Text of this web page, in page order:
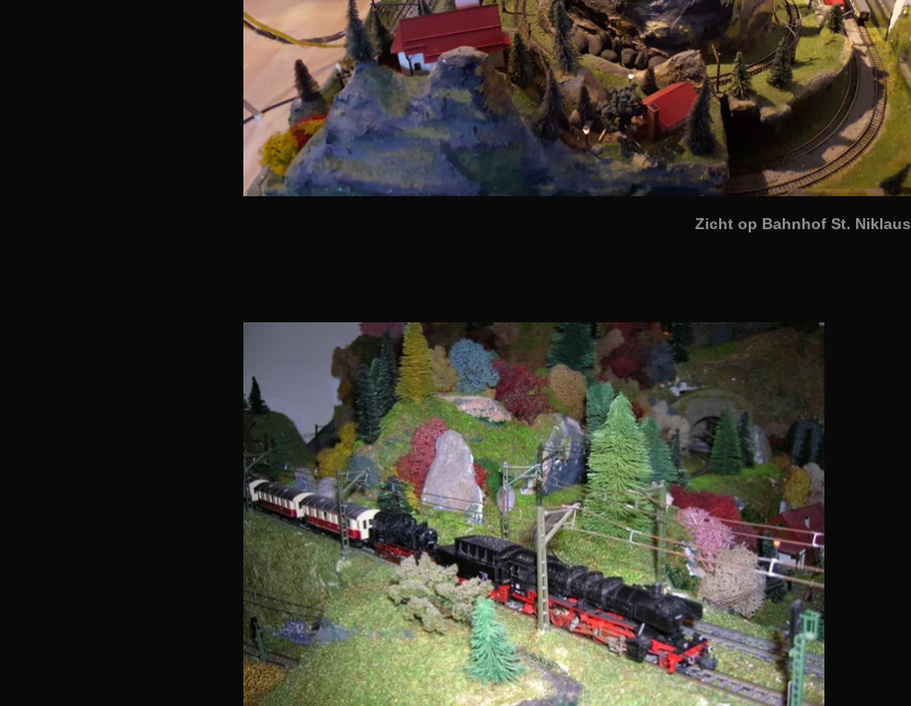
Zicht op Bahnhof St. Niklaus